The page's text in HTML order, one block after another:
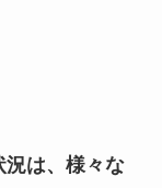
況は、様々な